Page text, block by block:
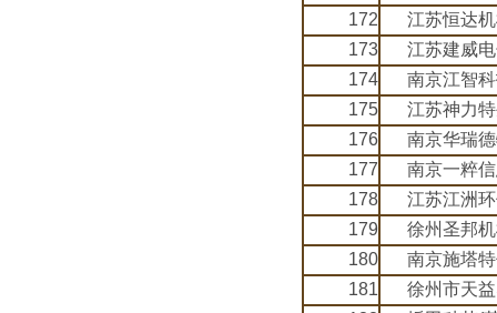
172
江苏恒达
173
江苏建威
174
南京江智
175
江苏神力
176
南京华瑞
177
南京一粹
178
江苏江洲
179
徐州圣邦
180
南京施塔
181
徐州市天